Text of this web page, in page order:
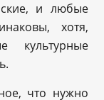
и любые
хотя,
культурные
что нужно